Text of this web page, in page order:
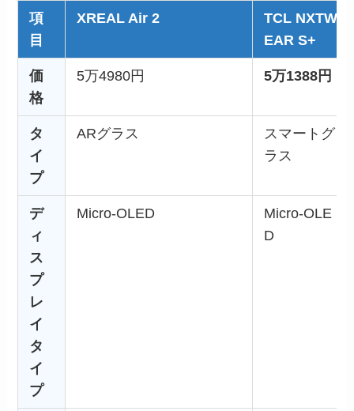
項
目
XREAL Air 2
TCL NXTW
EAR S+
価
格
5万4980円 5万1388円
タ
イ
プ
ARグラス
スマートグ
ラス
デ
ィ
ス
プ
レ
イ
タ
イ
プ
Micro-OLED
Micro-OLE
D